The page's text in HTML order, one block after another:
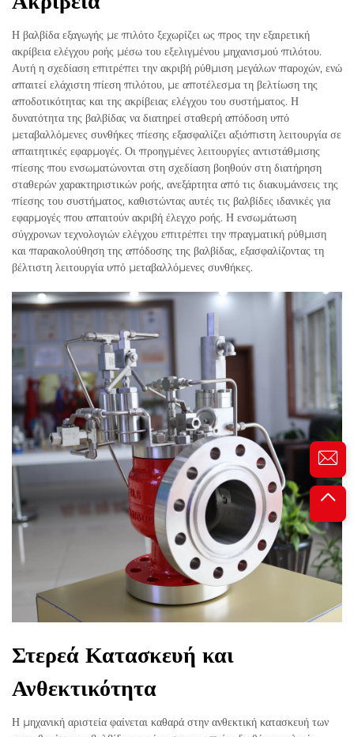
Η βαλβίδα εξαγωγής με πιλότο ξεχωρίζει ως προς την εξαιρετική
ακρίβεια ελέγχου ροής μέσω του εξελιγμένου μηχανισμού πιλότου.
Αυτή η σχεδίαση επιτρέπει την ακριβή ρύθμιση μεγάλων παροχών, ενώ
απαιτεί ελάχιστη πίεση πιλότου, με αποτέλεσμα τη βελτίωση της
αποδοτικότητας και της ακρίβειας ελέγχου του συστήματος. Η
δυνατότητα της βαλβίδας να διατηρεί σταθερή απόδοση υπό
μεταβαλλόμενες συνθήκες πίεσης εξασφαλίζει αξιόπιστη λειτουργία σε
απαιτητικές εφαρμογές. Οι προηγμένες λειτουργίες αντιστάθμισης
πίεσης που ενσωματώνονται στη σχεδίαση βοηθούν στη διατήρηση
σταθερών χαρακτηριστικών ροής, ανεξάρτητα από τις διακυμάνσεις της
πίεσης του συστήματος, καθιστώντας αυτές τις βαλβίδες ιδανικές για
εφαρμογές που απαιτούν ακριβή έλεγχο ροής. Η ενσωμάτωση
σύγχρονων τεχνολογιών ελέγχου επιτρέπει την πραγματική ρύθμιση
και παρακολούθηση της απόδοσης της βαλβίδας, εξασφαλίζοντας τη
βέλτιστη λειτουργία υπό μεταβαλλόμενες συνθήκες.
Στερεά Κατασκευή και
Ανθεκτικότητα
Η μηχανική αριστεία φαίνεται καθαρά στην ανθεκτική κατασκευή των